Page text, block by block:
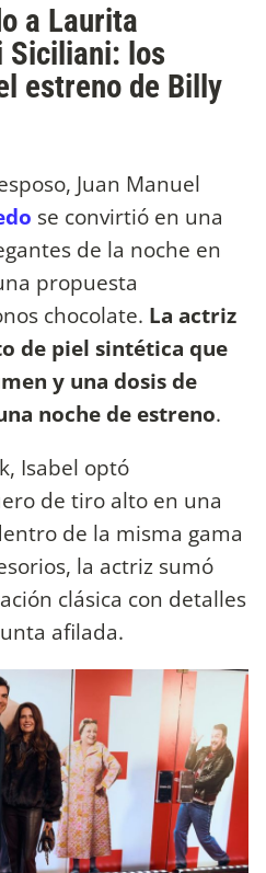
a Laurita
Siciliani: los
estreno de Billy
Juan Manuel
se convirtió en una
de la noche en
propuesta
chocolate. La actriz
de piel sintética que
y una dosis de
noche de estreno.
Isabel optó
de tiro alto en una
de la misma gama
la actriz sumó
clásica con detalles
afilada.